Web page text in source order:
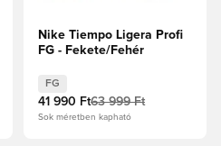
Nike Tiempo Ligera Profi
FG - Fekete/Fehér
FG
41 990 Ft63 999 Ft
Sok méretben kapható